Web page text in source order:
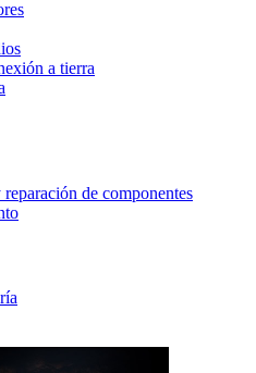
a tierra
de componentes